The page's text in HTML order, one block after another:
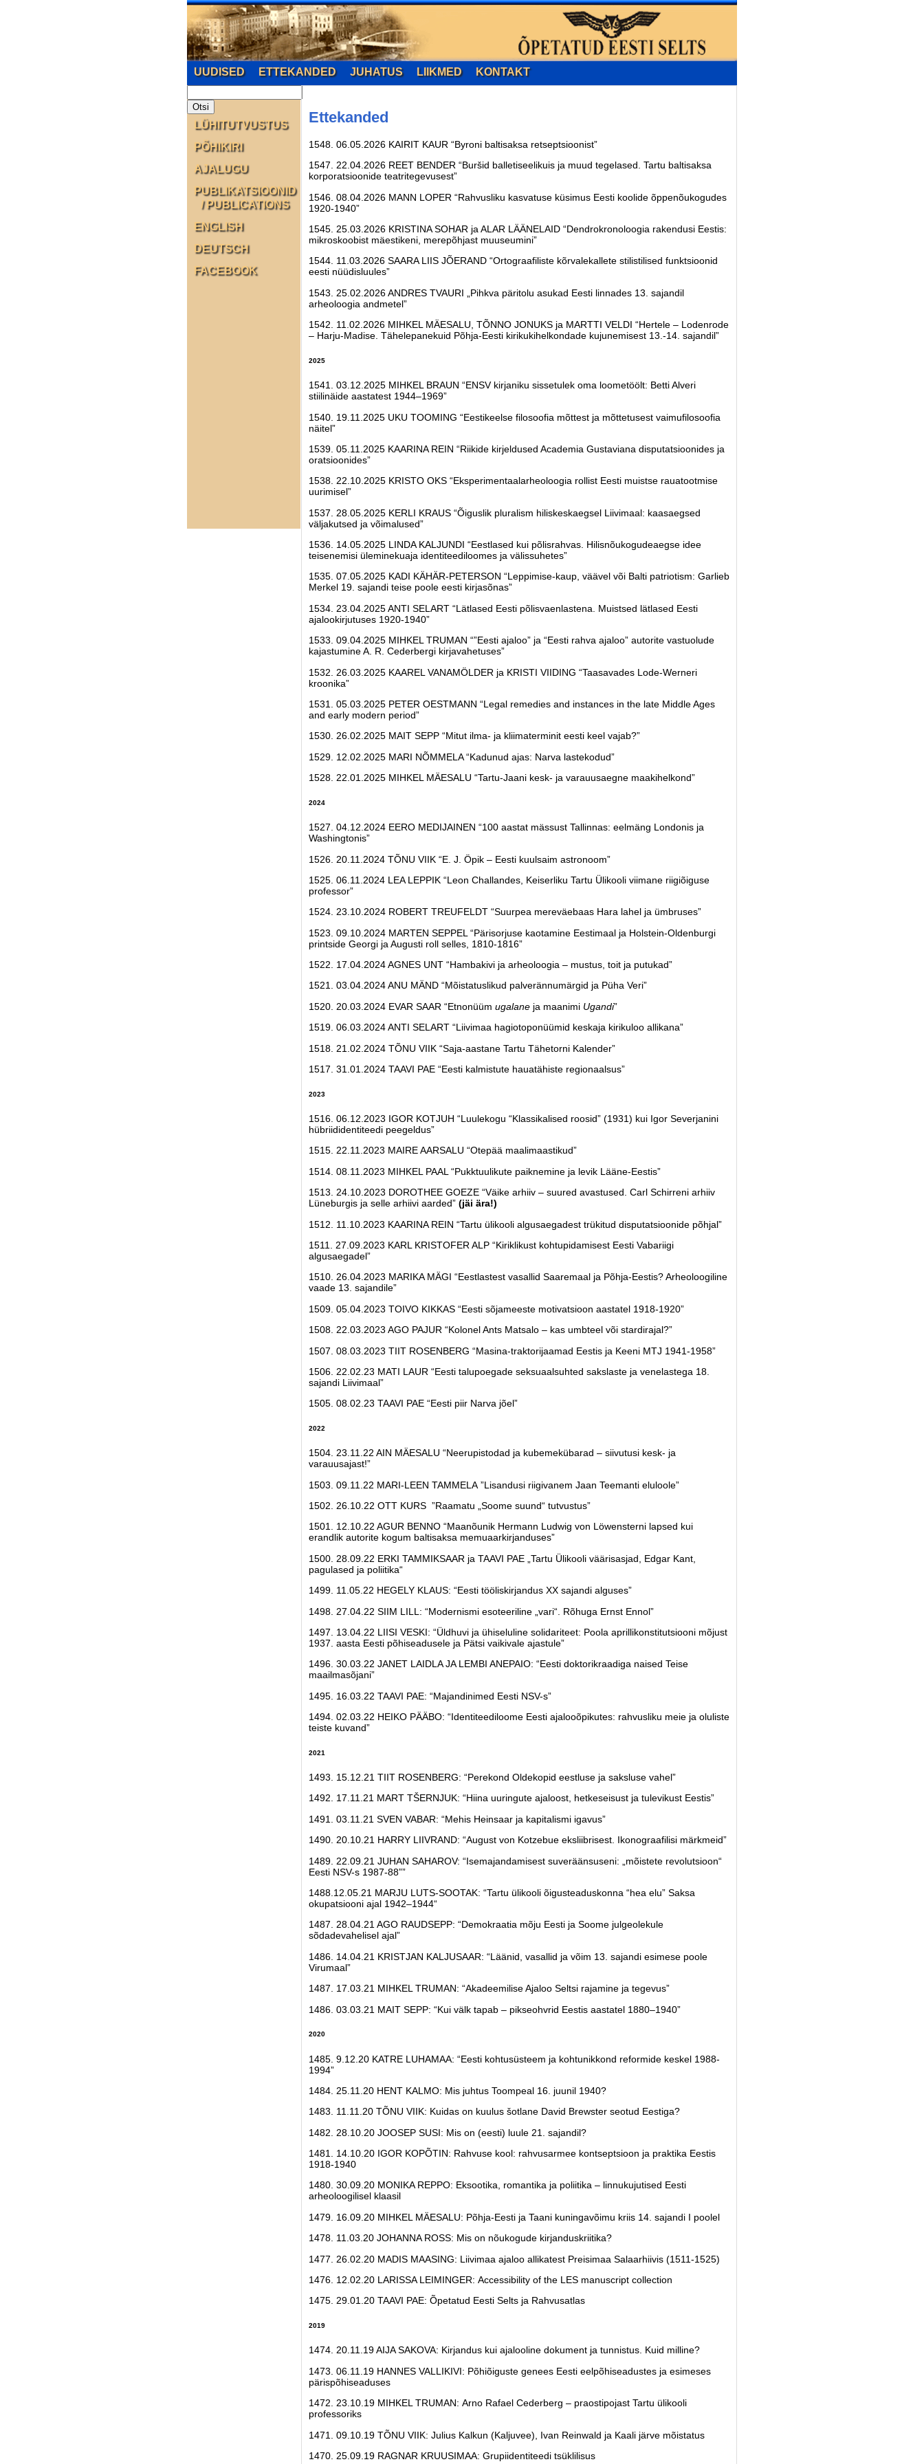
UUDISED ETTEKANDED JUHATUS LIIKMED KONTAKT
Ettekanded
1548. 06.05.2026 KAIRIT KAUR “Byroni baltisaksa retseptsioonist”
1547. 22.04.2026 REET BENDER “Buršid balletiseelikuis ja muud tegelased. Tartu baltisaksa
korporatsioonide teatritegevusest”
1546. 08.04.2026 MANN LOPER “Rahvusliku kasvatuse küsimus Eesti koolide õppenõukogudes
1920-1940”
1545. 25.03.2026 KRISTINA SOHAR ja ALAR LÄÄNELAID “Dendrokronoloogia rakendusi Eestis:
mikroskoobist mäestikeni, merepõhjast muuseumini”
1544. 11.03.2026 SAARA LIIS JÕERAND “Ortograafiliste kõrvalekallete stilistilised funktsioonid
eesti nüüdisluules”
1543. 25.02.2026 ANDRES TVAURI „Pihkva päritolu asukad Eesti linnades 13. sajandil
arheoloogia andmetel”
1542. 11.02.2026 MIHKEL MÄESALU, TÕNNO JONUKS ja MARTTI VELDI “Hertele – Lodenrode
– Harju-Madise. Tähelepanekuid Põhja-Eesti kirikukihelkondade kujunemisest 13.-14. sajandil”
2025
1541. 03.12.2025 MIHKEL BRAUN “ENSV kirjaniku sissetulek oma loometöölt: Betti Alveri
stiilinäide aastatest 1944–1969”
1540. 19.11.2025 UKU TOOMING “Eestikeelse filosoofia mõttest ja mõttetusest vaimufilosoofia
näitel”
1539. 05.11.2025 KAARINA REIN “Riikide kirjeldused Academia Gustaviana disputatsioonides ja
oratsioonides”
1538. 22.10.2025 KRISTO OKS “Eksperimentaalarheoloogia rollist Eesti muistse rauatootmise
uurimisel”
1537. 28.05.2025 KERLI KRAUS “Õiguslik pluralism hiliskeskaegsel Liivimaal: kaasaegsed
väljakutsed ja võimalused”
1536. 14.05.2025 LINDA KALJUNDI “Eestlased kui põlisrahvas. Hilisnõukogudeaegse idee
teisenemisi üleminekuaja identiteediloomes ja välissuhetes”
1535. 07.05.2025 KADI KÄHÄR-PETERSON “Leppimise-kaup, väävel või Balti patriotism: Garlieb
Merkel 19. sajandi teise poole eesti kirjasõnas”
1534. 23.04.2025 ANTI SELART “Lätlased Eesti põlisvaenlastena. Muistsed lätlased Eesti
ajalookirjutuses 1920-1940”
1533. 09.04.2025 MIHKEL TRUMAN “”Eesti ajaloo” ja “Eesti rahva ajaloo” autorite vastuolude
kajastumine A. R. Cederbergi kirjavahetuses”
1532. 26.03.2025 KAAREL VANAMÖLDER ja KRISTI VIIDING “Taasavades Lode-Werneri
kroonika”
1531. 05.03.2025 PETER OESTMANN “Legal remedies and instances in the late Middle Ages
and early modern period”
1530. 26.02.2025 MAIT SEPP “Mitut ilma- ja kliimaterminit eesti keel vajab?”
1529. 12.02.2025 MARI NÕMMELA “Kadunud ajas: Narva lastekodud”
1528. 22.01.2025 MIHKEL MÄESALU “Tartu-Jaani kesk- ja varauusaegne maakihelkond”
2024
1527. 04.12.2024 EERO MEDIJAINEN “100 aastat mässust Tallinnas: eelmäng Londonis ja
Washingtonis”
1526. 20.11.2024 TÕNU VIIK “E. J. Öpik – Eesti kuulsaim astronoom”
1525. 06.11.2024 LEA LEPPIK “Leon Challandes, Keiserliku Tartu Ülikooli viimane riigiõiguse
professor”
1524. 23.10.2024 ROBERT TREUFELDT “Suurpea mereväebaas Hara lahel ja ümbruses”
1523. 09.10.2024 MARTEN SEPPEL “Pärisorjuse kaotamine Eestimaal ja Holstein-Oldenburgi
printside Georgi ja Augusti roll selles, 1810-1816”
1522. 17.04.2024 AGNES UNT “Hambakivi ja arheoloogia – mustus, toit ja putukad”
1521. 03.04.2024 ANU MÄND “Mõistatuslikud palverännumärgid ja Püha Veri”
1520. 20.03.2024 EVAR SAAR “Etnonüüm ugalane ja maanimi Ugandi”
1519. 06.03.2024 ANTI SELART “Liivimaa hagiotoponüümid keskaja kirikuloo allikana”
1518. 21.02.2024 TÕNU VIIK “Saja-aastane Tartu Tähetorni Kalender”
1517. 31.01.2024 TAAVI PAE “Eesti kalmistute hauatähiste regionaalsus”
2023
1516. 06.12.2023 IGOR KOTJUH “Luulekogu “Klassikalised roosid” (1931) kui Igor Severjanini
hübriididentiteedi peegeldus”
1515. 22.11.2023 MAIRE AARSALU “Otepää maalimaastikud”
1514. 08.11.2023 MIHKEL PAAL “Pukktuulikute paiknemine ja levik Lääne-Eestis”
1513. 24.10.2023 DOROTHEE GOEZE “Väike arhiiv – suured avastused. Carl Schirreni arhiiv
Lüneburgis ja selle arhiivi aarded” (jäi ära!)
1512. 11.10.2023 KAARINA REIN “Tartu ülikooli algusaegadest trükitud disputatsioonide põhjal”
1511. 27.09.2023 KARL KRISTOFER ALP “Kiriklikust kohtupidamisest Eesti Vabariigi
algusaegadel”
1510. 26.04.2023 MARIKA MÄGI “Eestlastest vasallid Saaremaal ja Põhja-Eestis? Arheoloogiline
vaade 13. sajandile”
1509. 05.04.2023 TOIVO KIKKAS “Eesti sõjameeste motivatsioon aastatel 1918-1920”
1508. 22.03.2023 AGO PAJUR “Kolonel Ants Matsalo – kas umbteel või stardirajal?”
1507. 08.03.2023 TIIT ROSENBERG “Masina-traktorijaamad Eestis ja Keeni MTJ 1941-1958”
1506. 22.02.23 MATI LAUR “Eesti talupoegade seksuaalsuhted sakslaste ja venelastega 18.
sajandi Liivimaal”
1505. 08.02.23 TAAVI PAE “Eesti piir Narva jõel”
2022
1504. 23.11.22 AIN MÄESALU “Neerupistodad ja kubemekübarad –­ siivutusi kesk- ja
varauusajast!”
1503. 09.11.22 MARI-LEEN TAMMELA ”Lisandusi riigivanem Jaan Teemanti eluloole”
1502. 26.10.22 OTT KURS ”Raamatu „Soome suund“ tutvustus”
1501. 12.10.22 AGUR BENNO “Maanõunik Hermann Ludwig von Löwensterni lapsed kui
erandlik autorite kogum baltisaksa memuaarkirjanduses”
1500. 28.09.22 ERKI TAMMIKSAAR ja TAAVI PAE „Tartu Ülikooli väärisasjad, Edgar Kant,
pagulased ja poliitika“
1499. 11.05.22 HEGELY KLAUS: “Eesti tööliskirjandus XX sajandi alguses”
1498. 27.04.22 SIIM LILL: “Modernismi esoteeriline „vari“. Rõhuga Ernst Ennol”
1497. 13.04.22 LIISI VESKI: “Üldhuvi ja ühiseluline solidariteet: Poola aprillikonstitutsiooni mõjust
1937. aasta Eesti põhiseadusele ja Pätsi vaikivale ajastule”
1496. 30.03.22 JANET LAIDLA JA LEMBI ANEPAIO: “Eesti doktorikraadiga naised Teise
maailmasõjani”
1495. 16.03.22 TAAVI PAE: “Majandinimed Eesti NSV-s”
1494. 02.03.22 HEIKO PÄÄBO: “Identiteediloome Eesti ajalooõpikutes: rahvusliku meie ja oluliste
teiste kuvand”
2021
1493. 15.12.21 TIIT ROSENBERG: “Perekond Oldekopid eestluse ja saksluse vahel”
1492. 17.11.21 MART TŠERNJUK: “Hiina uuringute ajaloost, hetkeseisust ja tulevikust Eestis”
1491. 03.11.21 SVEN VABAR: “Mehis Heinsaar ja kapitalismi igavus”
1490. 20.10.21 HARRY LIIVRAND: “August von Kotzebue eksliibrisest. Ikonograafilisi märkmeid”
1489. 22.09.21 JUHAN SAHAROV: “Isemajandamisest suveräänsuseni: „mõistete revolutsioon“
Eesti NSV-s 1987-88””
1488.12.05.21 MARJU LUTS-SOOTAK: “Tartu ülikooli õigusteaduskonna “hea elu” Saksa
okupatsiooni ajal 1942–1944“
1487. 28.04.21 AGO RAUDSEPP: “Demokraatia mõju Eesti ja Soome julgeolekule
sõdadevahelisel ajal”
1486. 14.04.21 KRISTJAN KALJUSAAR: “Läänid, vasallid ja võim 13. sajandi esimese poole
Virumaal”
1487. 17.03.21 MIHKEL TRUMAN: “Akadeemilise Ajaloo Seltsi rajamine ja tegevus”
1486. 03.03.21 MAIT SEPP: “Kui välk tapab – pikseohvrid Eestis aastatel 1880–1940”
2020
1485. 9.12.20 KATRE LUHAMAA: “Eesti kohtusüsteem ja kohtunikkond reformide keskel 1988-
1994”
1484. 25.11.20 HENT KALMO: Mis juhtus Toompeal 16. juunil 1940?
1483. 11.11.20 TÕNU VIIK: Kuidas on kuulus šotlane David Brewster seotud Eestiga?
1482. 28.10.20 JOOSEP SUSI: Mis on (eesti) luule 21. sajandil?
1481. 14.10.20 IGOR KOPÕTIN: Rahvuse kool: rahvusarmee kontseptsioon ja praktika Eestis
1918-1940
1480. 30.09.20 MONIKA REPPO: Eksootika, romantika ja poliitika – linnukujutised Eesti
arheoloogilisel klaasil
1479. 16.09.20 MIHKEL MÄESALU: Põhja-Eesti ja Taani kuningavõimu kriis 14. sajandi I poolel
1478. 11.03.20 JOHANNA ROSS: Mis on nõukogude kirjanduskriitika?
1477. 26.02.20 MADIS MAASING: Liivimaa ajaloo allikatest Preisimaa Salaarhiivis (1511-1525)
1476. 12.02.20 LARISSA LEIMINGER: Accessibility of the LES manuscript collection
1475. 29.01.20 TAAVI PAE: Õpetatud Eesti Selts ja Rahvusatlas
2019
1474. 20.11.19 AIJA SAKOVA: Kirjandus kui ajalooline dokument ja tunnistus. Kuid milline?
1473. 06.11.19 HANNES VALLIKIVI: Põhiõiguste genees Eesti eelpõhiseadustes ja esimeses
pärispõhiseaduses
1472. 23.10.19 MIHKEL TRUMAN: Arno Rafael Cederberg – praostipojast Tartu ülikooli
professoriks
1471. 09.10.19 TÕNU VIIK: Julius Kalkun (Kaljuvee), Ivan Reinwald ja Kaali järve mõistatus
1470. 25.09.19 RAGNAR KRUUSIMAA: Grupiidentiteedi tsüklilisus
LÜHITUTVUSTUS
PÕHIKIRI
AJALUGU
PUBLIKATSIOONID
/ PUBLICATIONS
ENGLISH
DEUTSCH
FACEBOOK